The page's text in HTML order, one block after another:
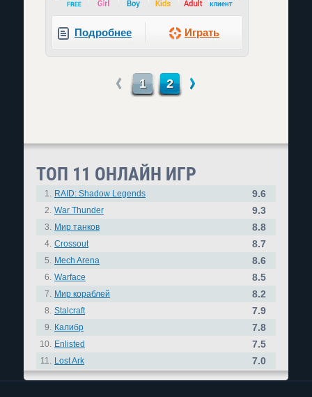
Подробнее Играть
←1 2
ТОП 11 ОНЛАЙН ИГР
1. RAID: Shadow Legends 9.6
2. War Thunder 9.3
3. Мир танков 8.8
4. Crossout 8.7
5. Mech Arena 8.6
6. Warface 8.5
7. Мир кораблей 8.2
8. Stalcraft 7.9
9. Калибр 7.8
10. Enlisted 7.5
11. Lost Ark 7.0